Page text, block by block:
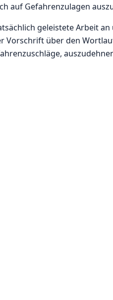
auf Gefahrenzulagen
geleistete Arbeit
Vorschrift über den